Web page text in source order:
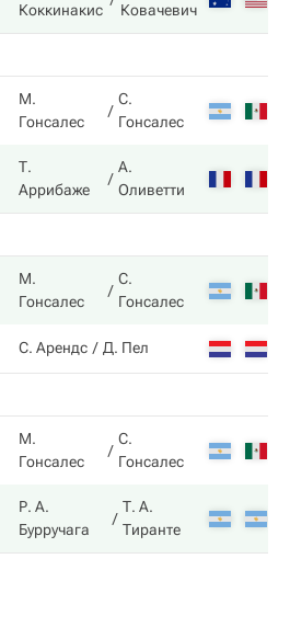
Коккинакис Ковачевич
М.
Гонсалес
С.
Гонсалес
Т.
Аррибаже
А.
Оливетти
М.
Гонсалес
С.
Гонсалес
С. Арендс Д. Пел
М.
Гонсалес
С.
Гонсалес
Р. А.
Бурручага
Т. А.
Тиранте